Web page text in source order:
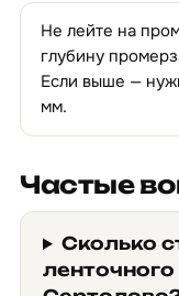
Не лейте на
глубину
Если выше —
мм.
Частые
Сколько